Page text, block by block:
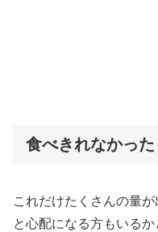
食べきれなかった
これだけたくさんの量
と心配になる方もいるか